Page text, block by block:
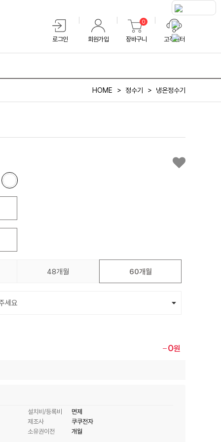
로그인 회원가입
0
장바구니 고객센터
HOME 정수기 냉온정수기
48개월 60개월
0원
설치비/등록비
면제
제조사
쿠쿠전자
소유권이전
개월